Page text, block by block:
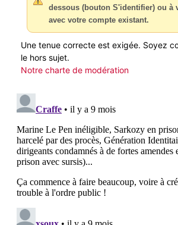
dessous (bouton S'identifier) ou à
avec votre compte existant.
Une tenue correcte est exigée. Soyez
le hors sujet.
Notre charte de modération